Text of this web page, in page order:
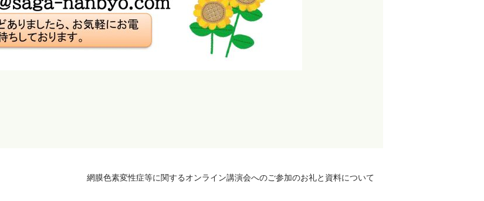
網膜色素変性症等に関するオンライン講演会へのご参加のお礼と資料について